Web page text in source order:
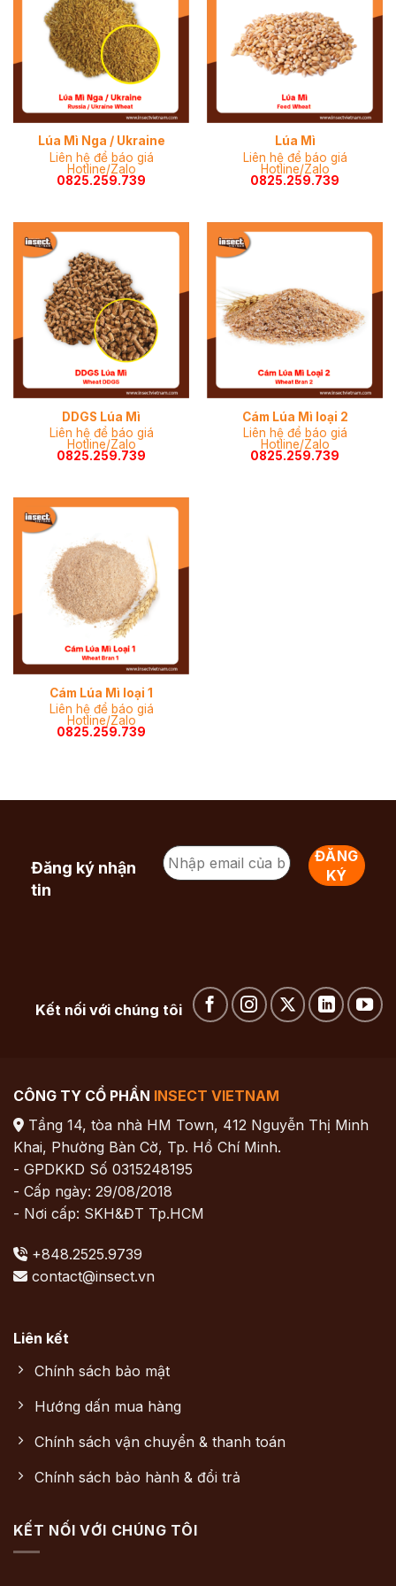
Lúa Mì Nga / Ukraine
Liên hệ để báo giá
Hotline/Zalo
0825.259.739
Lúa Mì
Liên hệ để báo giá
Hotline/Zalo
0825.259.739
DDGS Lúa Mì
Liên hệ để báo giá
Hotline/Zalo
0825.259.739
Cám Lúa Mì loại 2
Liên hệ để báo giá
Hotline/Zalo
0825.259.739
Cám Lúa Mì loại 1
Liên hệ để báo giá
Hotline/Zalo
0825.259.739
Đăng ký nhận
tin
Kết nối với chúng tôi
CÔNG TY CỔ PHẦN INSECT VIETNAM
Tầng 14, tòa nhà HM Town, 412 Nguyễn Thị Minh
Khai, Phường Bàn Cờ, Tp. Hồ Chí Minh.
- GPDKKD Số 0315248195
- Cấp ngày: 29/08/2018
- Nơi cấp: SKH&ĐT Tp.HCM
+848.2525.9739
contact@insect.vn
Liên kết
Chính sách bảo mật
Hướng dấn mua hàng
Chính sách vận chuyển & thanh toán
Chính sách bảo hành & đổi trả
KẾT NỐI VỚI CHÚNG TÔI